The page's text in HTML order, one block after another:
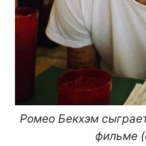
Ромео Бекхэм
фильме